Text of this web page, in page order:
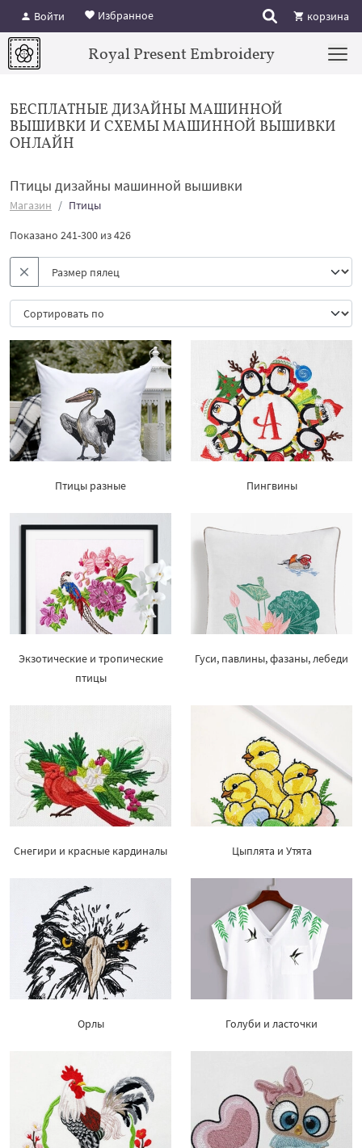
Войти Избранное корзина
Royal Present Embroidery
БЕСПЛАТНЫЕ ДИЗАЙНЫ МАШИННОЙ
ВЫШИВКИ И СХЕМЫ МАШИННОЙ ВЫШИВКИ
ОНЛАЙН
Птицы дизайны машинной вышивки
Магазин Птицы
Показано 241-300 из 426
Птицы разные Пингвины
Экзотические и тропические
птицы
Гуси, павлины, фазаны, лебеди
Снегири и красные кардиналы Цыплята и Утята
Орлы Голуби и ласточки